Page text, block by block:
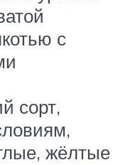
с
сорт,
жёлтые